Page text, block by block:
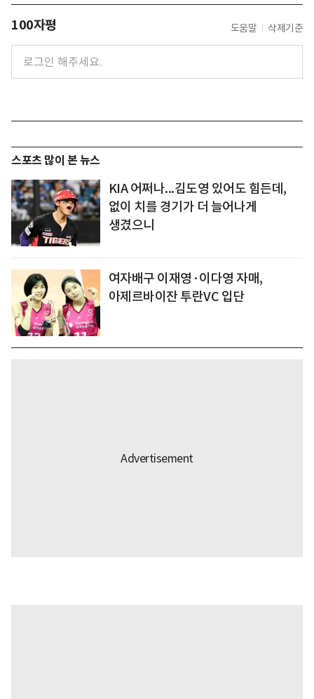
100자평 도움말 삭제기준
스포츠 많이 본 뉴스
KIA 어쩌나...김도영 있어도 힘든데,
없이 치를 경기가 더 늘어나게
생겼으니
여자배구 이재영·이다영 자매,
아제르바이잔 투란VC 입단